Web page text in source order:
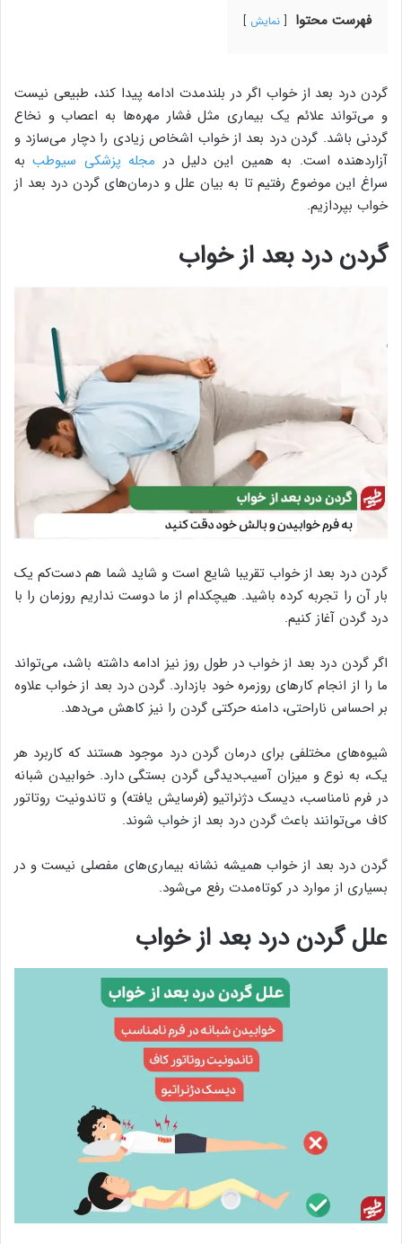
فهرست محتوا نمایش
گردن درد بعد از خواب اگر در بلندمدت ادامه پیدا کند، طبیعی نیست
و می‌تواند علائم یک بیماری مثل فشار مهره‌ها به اعصاب و نخاع
گردنی باشد. گردن درد بعد از خواب اشخاص زیادی را دچار می‌سازد و
آزاردهنده است. به همین این دلیل در مجله پزشکی سیوطببه
سراغ این موضوع رفتیم تا به بیان علل و درمان‌های گردن درد بعد از
خواب بپردازیم.
گردن درد بعد از خواب
گردن درد بعد از خواب تقریبا شایع است و شاید شما هم دست‌کم یک
بار آن را تجربه کرده باشید. هیچکدام از ما دوست نداریم روزمان را با
درد گردن آغاز کنیم.
اگر گردن درد بعد از خواب در طول روز نیز ادامه داشته باشد، می‌تواند
ما را از انجام کارهای روزمره خود بازدارد. گردن درد بعد از خواب علاوه
بر احساس ناراحتی، دامنه حرکتی گردن را نیز کاهش می‌دهد.
شیوه‌های مختلفی برای درمان گردن درد موجود هستند که کاربرد هر
یک، به نوع و میزان آسیب‌دیدگی گردن بستگی دارد. خوابیدن شبانه
در فرم نامناسب، دیسک دژنراتیو (فرسایش یافته) و تاندونیت روتاتور
کاف می‌توانند باعث گردن درد بعد از خواب شوند.
گردن درد بعد از خواب همیشه نشانه بیماری‌های مفصلی نیست و در
بسیاری از موارد در کوتاه‌مدت رفع می‌شود.
علل گردن درد بعد از خواب